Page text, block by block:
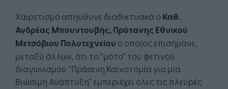
Χαιρετισμό απηύθυνε διαδικτυακά ο Καθ.
Ανδρέας Μπουντουβής, Πρύτανης Εθνικού
Μετσόβιου Πολυτεχνείου ο οποίος επισήμανε,
μεταξύ άλλων, ότι το “μότο” του φετινού
διαγωνισμού “Πράσινη Καινοτομία για μια
Βιώσιμη Ανάπτυξη” εμπεριέχει όλες τις πλευρές